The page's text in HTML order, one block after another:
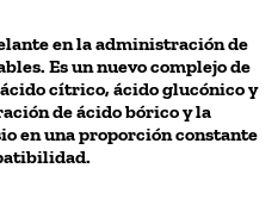
en la administración de
Es un nuevo complejo de
cítrico, ácido glucónico y
de ácido bórico y la
en una proporción constante